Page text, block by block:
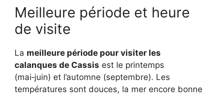
Meilleure période et heure
de visite
La meilleure période pour visiter les
calanques de Cassis est le printemps
(mai‑juin) et l’automne (septembre). Les
températures sont douces, la mer encore bonne